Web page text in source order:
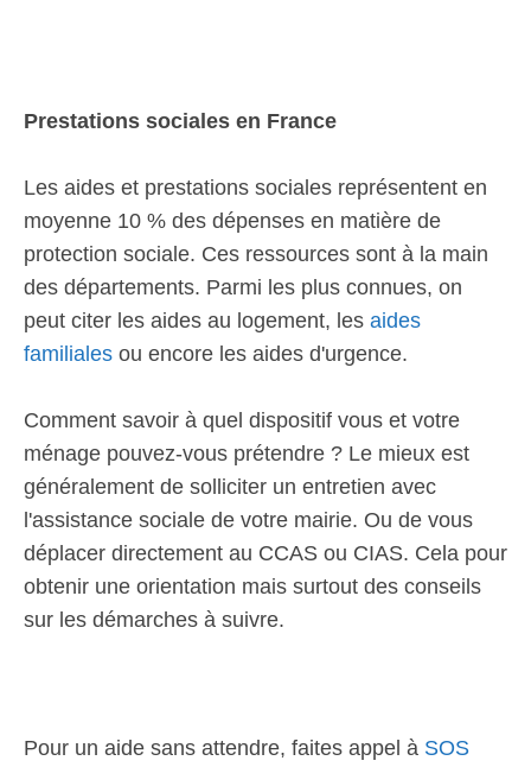
Prestations sociales en France
Les aides et prestations sociales représentent en
moyenne 10 % des dépenses en matière de
protection sociale. Ces ressources sont à la main
des départements. Parmi les plus connues, on
peut citer les aides au logement, les aides
familiales ou encore les aides d'urgence.
Comment savoir à quel dispositif vous et votre
ménage pouvez-vous prétendre ? Le mieux est
généralement de solliciter un entretien avec
l'assistance sociale de votre mairie. Ou de vous
déplacer directement au CCAS ou CIAS. Cela pour
obtenir une orientation mais surtout des conseils
sur les démarches à suivre.
Pour un aide sans attendre, faites appel à SOS